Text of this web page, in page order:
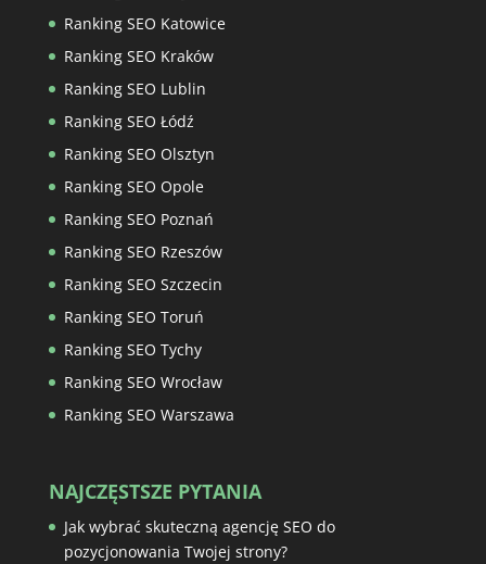
Ranking SEO Katowice
Ranking SEO Kraków
Ranking SEO Lublin
Ranking SEO Łódź
Ranking SEO Olsztyn
Ranking SEO Opole
Ranking SEO Poznań
Ranking SEO Rzeszów
Ranking SEO Szczecin
Ranking SEO Toruń
Ranking SEO Tychy
Ranking SEO Wrocław
Ranking SEO Warszawa
NAJCZĘSTSZE PYTANIA
Jak wybrać skuteczną agencję SEO do
pozycjonowania Twojej strony?